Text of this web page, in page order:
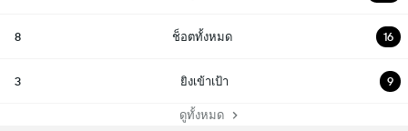
8 ช็อตทั้งหมด 16
3 ยิงเข้าเป้า 9
ดูทั้งหมด